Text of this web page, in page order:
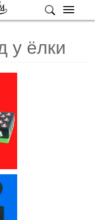
Меню
у ёлки